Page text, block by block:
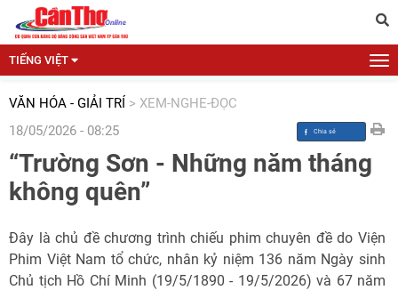
TIẾNG VIỆT
VĂN HÓA - GIẢI TRÍ > XEM-NGHE-ĐỌC
18/05/2026 - 08:25
“Trường Sơn - Những năm tháng
không quên”
Đây là chủ đề chương trình chiếu phim chuyên đề do Viện
Phim Việt Nam tổ chức, nhân kỷ niệm 136 năm Ngày sinh
Chủ tịch Hồ Chí Minh (19/5/1890 - 19/5/2026) và 67 năm